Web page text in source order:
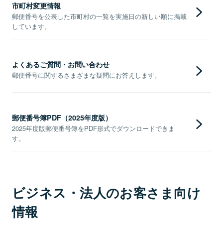
市町村変更情報
郵便番号を公表した市町村の一覧を実施日の新しい順に掲載
しています。
よくあるご質問・お問い合わせ
郵便番号に関するさまざまな疑問にお答えします。
郵便番号簿PDF（2025年度版）
2025年度版郵便番号簿をPDF形式でダウンロードできま
す。
ビジネス・法人のお客さま向け
情報